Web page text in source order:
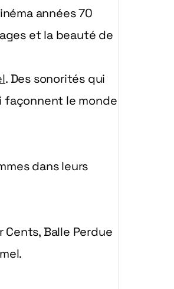
années 70
et la beauté de
. Des sonorités qui
le monde
dans leurs
Cents, Balle Perdue